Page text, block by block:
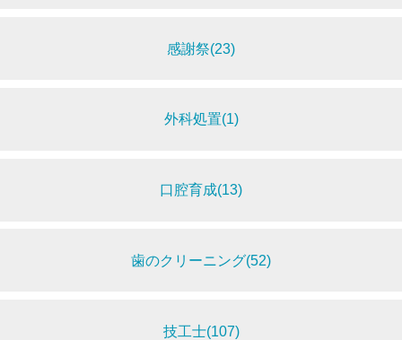
感謝祭(23)
外科処置(1)
口腔育成(13)
歯のクリーニング(52)
技工士(107)